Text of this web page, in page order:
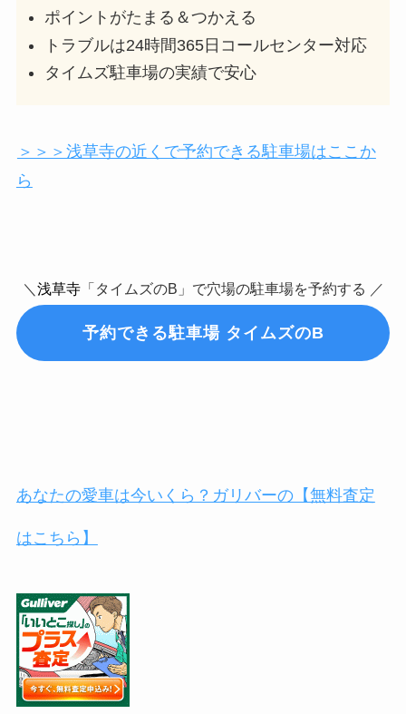
ポイントがたまる＆つかえる
トラブルは24時間365日コールセンター対応
タイムズ駐車場の実績で安心
＞＞＞浅草寺の近くで予約できる駐車場はここか
ら
＼ 浅草寺「タイムズのB」で穴場の駐車場を予約する ／
予約できる駐車場 タイムズのB
あなたの愛車は今いくら？ガリバーの【無料査定
はこちら】